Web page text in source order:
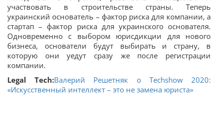
участвовать в строительстве страны. Теперь
украинский основатель – фактор риска для компании, а
стартап – фактор риска для украинского основателя.
Одновременно с выбором юрисдикции для нового
бизнеса, основатели будут выбирать и страну, в
которую они уедут сразу же после регистрации
компании.
Legal Tech:Валерий Решетняк о Techshow 2020:
«Искусственный интеллект – это не замена юриста»